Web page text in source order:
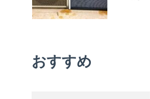
ナ
ビ
おすすめ